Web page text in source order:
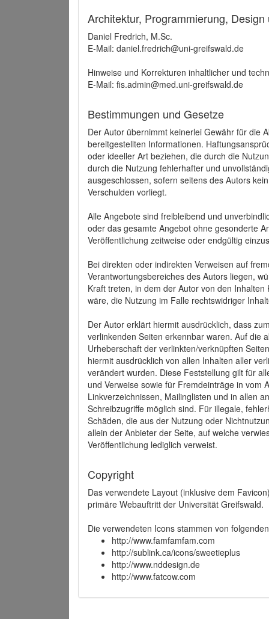
Architektur, Programmierung,
Daniel Fredrich, M.Sc.
E-Mail: daniel.fredrich@uni-greifswald.de
Hinweise und Korrekturen inhaltlicher und
E-Mail: fis.admin@med.uni-greifswald.de
Bestimmungen und Gesetze
Der Autor übernimmt keinerlei Gewähr für die
bereitgestellten Informationen.
oder ideeller Art beziehen, die durch die
durch die Nutzung fehlerhafter und
ausgeschlossen, sofern seitens des Autors
Verschulden vorliegt.
Alle Angebote sind freibleibend und
oder das gesamte Angebot ohne gesonderte
Veröffentlichung zeitweise oder endgültig
Bei direkten oder indirekten Verweisen auf
Verantwortungsbereiches des Autors liegen,
Kraft treten, in dem der Autor von den
wäre, die Nutzung im Falle rechtswidriger
Der Autor erklärt hiermit ausdrücklich, dass
verlinkenden Seiten erkennbar waren. Auf die
Urheberschaft der verlinkten/verknüpften
hiermit ausdrücklich von allen Inhalten aller
verändert wurden. Diese Feststellung gilt für
und Verweise sowie für Fremdeinträge in vom
Linkverzeichnissen, Mailinglisten und in allen
Schreibzugriffe möglich sind. Für illegale,
Schäden, die aus der Nutzung oder
allein der Anbieter der Seite, auf welche
Veröffentlichung lediglich verweist.
Copyright
Das verwendete Layout (inklusive dem
primäre Webauftritt der Universität Greifswald.
Die verwendeten Icons stammen von
http://www.famfamfam.com
http://sublink.ca/icons/sweetieplus
http://www.nddesign.de
http://www.fatcow.com